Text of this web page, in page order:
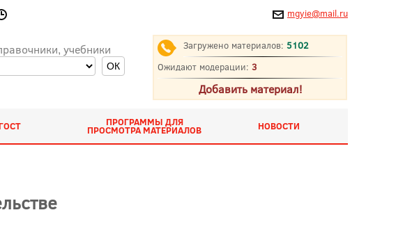
mgyie@mail.ru
учебники Загружено материалов: 5102
Ожидают модерации: 3
Добавить материал!
ПРОГРАММЫ ДЛЯ
ПРОСМОТРА МАТЕРИАЛОВ НОВОСТИ